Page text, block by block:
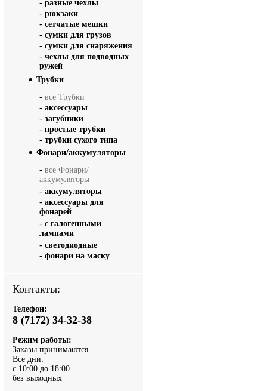
- разные чехлы
- рюкзаки
- сетчатые мешки
- сумки для грузов
- сумки для снаряжения
- чехлы для подводных
ружей
Трубки
- все Трубки
- аксессуары
- загубники
- простые трубки
- трубки сухого типа
Фонари/аккумуляторы
- все Фонари/
аккумуляторы
- аккумуляторы
- аксессуары для
фонарей
- с галогенными
лампами
- светодиодные
- фонари на маску
Контакты:
Телефон:
8 (7172) 34-32-38
Режим работы:
Заказы принимаются
Все дни:
с 10:00 до 18:00
без выходных